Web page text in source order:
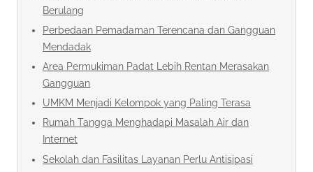
Berulang
Perbedaan Pemadaman Terencana dan Gangguan
Mendadak
Area Permukiman Padat Lebih Rentan Merasakan
Gangguan
UMKM Menjadi Kelompok yang Paling Terasa
Rumah Tangga Menghadapi Masalah Air dan
Internet
Sekolah dan Fasilitas Layanan Perlu Antisipasi